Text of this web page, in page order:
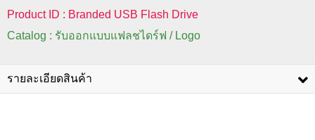
Product ID : Branded USB Flash Drive
Catalog : รับออกแบบแฟลชไดร์ฟ / Logo
รายละเอียดสินค้า